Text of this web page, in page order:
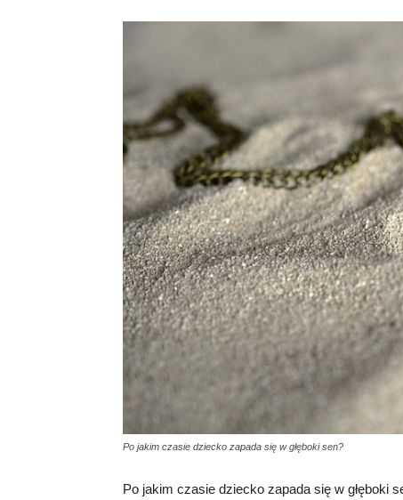
Po jakim czasie dziecko zapada się w głęboki sen?
Po jakim czasie dziecko zapada się w głęboki